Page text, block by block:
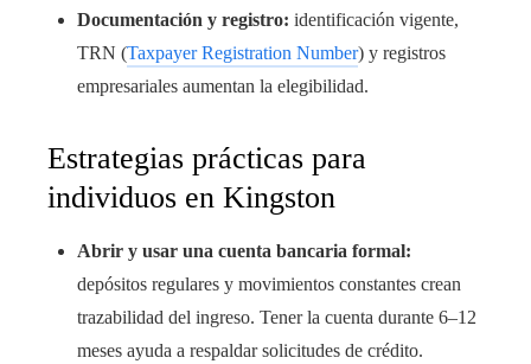
Documentación y registro: identificación vigente,
TRN (Taxpayer Registration Number) y registros
empresariales aumentan la elegibilidad.
Estrategias prácticas para
individuos en Kingston
Abrir y usar una cuenta bancaria formal:
depósitos regulares y movimientos constantes crean
trazabilidad del ingreso. Tener la cuenta durante 6–12
meses ayuda a respaldar solicitudes de crédito.